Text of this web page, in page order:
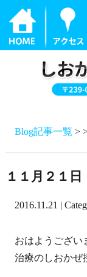
Blog記事一覧 >
１１月２１
2016.11.21 |
おはようござい
治療のしおかぜ